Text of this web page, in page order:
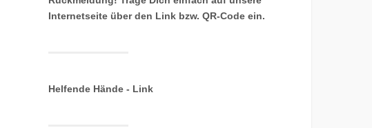
Internetseite über den Link bzw. QR-Code ein.
Helfende Hände - Link